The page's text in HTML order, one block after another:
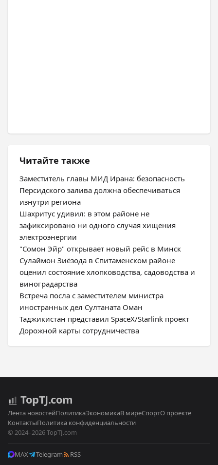
Читайте также
Заместитель главы МИД Ирана: безопасность
Персидского залива должна обеспечиваться
изнутри региона
Шахритус удивил: в этом районе не
зафиксировано ни одного случая хищения
электроэнергии
"Сомон Эйр" открывает новый рейс в Минск
Сулаймон Зиёзода в Спитаменском районе
оценил состояние хлопководства, садоводства и
виноградарства
Встреча посла с заместителем министра
иностранных дел Султаната Оман
Таджикистан представил SpaceX/Starlink проект
Дорожной карты сотрудничества
TopTJ.com
Лента новостейПолитикаЭкономикаВ миреСпортО проекте
КонтактыПолитика конфиденциальности
© 2024–2026 TopTJ.com
MAX Telegram RSS